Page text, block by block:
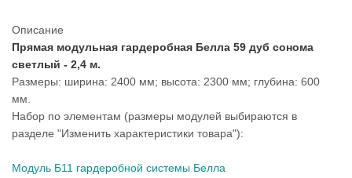
Описание
Прямая модульная гардеробная Белла 59 дуб сонома
светлый - 2,4 м.
Размеры: ширина: 2400 мм; высота: 2300 мм; глубина: 600
мм.
Набор по элементам (размеры модулей выбираются в
разделе "Изменить характеристики товара"):
Модуль Б11 гардеробной системы Белла